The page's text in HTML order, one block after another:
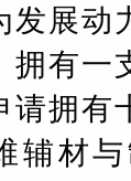
发展动
拥有一
请拥有
辅材